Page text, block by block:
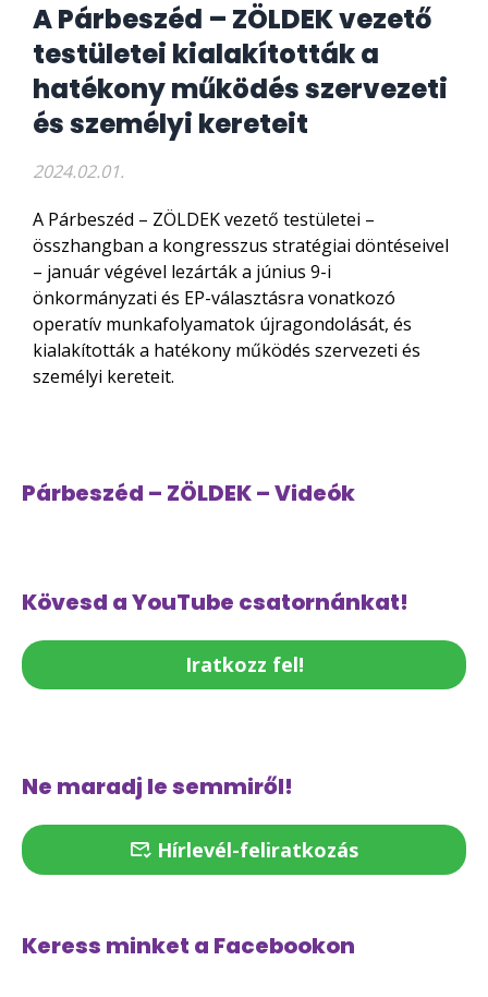
A Párbeszéd – ZÖLDEK vezető
testületei kialakították a
hatékony működés szervezeti
és személyi kereteit
2024.02.01.
A Párbeszéd – ZÖLDEK vezető testületei –
összhangban a kongresszus stratégiai döntéseivel
– január végével lezárták a június 9-i
önkormányzati és EP-választásra vonatkozó
operatív munkafolyamatok újragondolását, és
kialakították a hatékony működés szervezeti és
személyi kereteit.
Párbeszéd – ZÖLDEK – Videók
Kövesd a YouTube csatornánkat!
Iratkozz fel!
Ne maradj le semmiről!
Hírlevél-feliratkozás
Keress minket a Facebookon